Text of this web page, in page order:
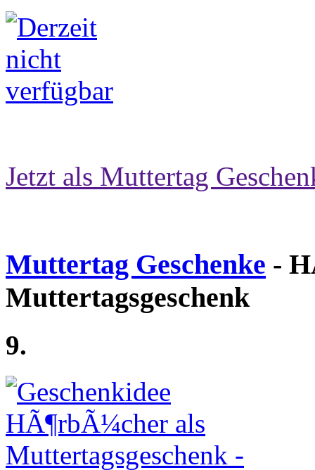
Jetzt als Muttertag
Muttertag Geschenke -
Muttertagsgeschenk
9.